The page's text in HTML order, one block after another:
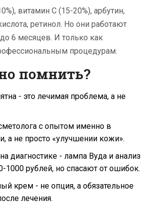
витамин С (15-20%), арбутин,
ретинол. Но они работают
6 месяцев. И только как
процедурам.
помнить?
- это лечимая проблема, а не
с опытом именно в
а не просто «улучшении кожи».
диагностике - лампа Вуда и анализ
1000 рублей, но спасают от ошибок.
крем - не опция, а обязательное
лечения.